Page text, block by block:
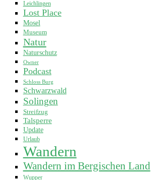
Leichlingen
Lost Place
Mosel
Museum
Natur
Naturschutz
Owner
Podcast
Schloss Burg
Schwarzwald
Solingen
Streifzug
Talsperre
Update
Urlaub
Wandern
Wandern im Bergischen Land
Wupper